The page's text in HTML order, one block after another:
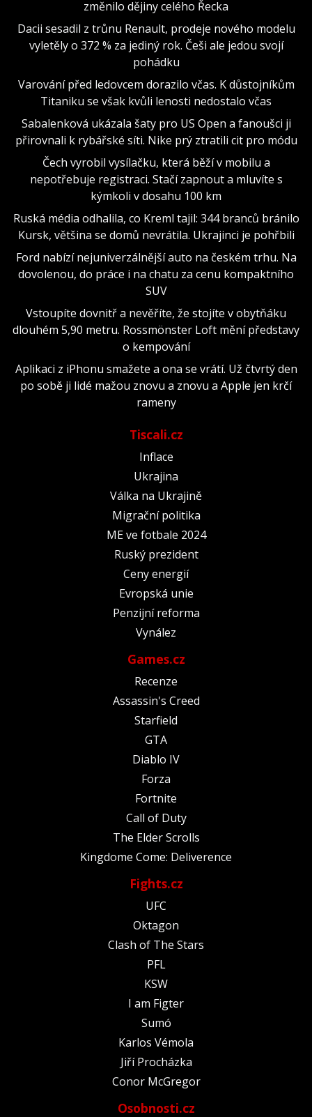
změnilo dějiny celého Řecka
Dacii sesadil z trůnu Renault, prodeje nového modelu
vyletěly o 372 % za jediný rok. Češi ale jedou svojí
pohádku
Varování před ledovcem dorazilo včas. K důstojníkům
Titaniku se však kvůli lenosti nedostalo včas
Sabalenková ukázala šaty pro US Open a fanoušci ji
přirovnali k rybářské síti. Nike prý ztratili cit pro módu
Čech vyrobil vysílačku, která běží v mobilu a
nepotřebuje registraci. Stačí zapnout a mluvíte s
kýmkoli v dosahu 100 km
Ruská média odhalila, co Kreml tajil: 344 branců bránilo
Kursk, většina se domů nevrátila. Ukrajinci je pohřbili
Ford nabízí nejuniverzálnější auto na českém trhu. Na
dovolenou, do práce i na chatu za cenu kompaktního
SUV
Vstoupíte dovnitř a nevěříte, že stojíte v obytňáku
dlouhém 5,90 metru. Rossmönster Loft mění představy
o kempování
Aplikaci z iPhonu smažete a ona se vrátí. Už čtvrtý den
po sobě ji lidé mažou znovu a znovu a Apple jen krčí
rameny
Tiscali.cz
Inflace
Ukrajina
Válka na Ukrajině
Migrační politika
ME ve fotbale 2024
Ruský prezident
Ceny energií
Evropská unie
Penzijní reforma
Vynález
Games.cz
Recenze
Assassin's Creed
Starfield
GTA
Diablo IV
Forza
Fortnite
Call of Duty
The Elder Scrolls
Kingdome Come: Deliverence
Fights.cz
UFC
Oktagon
Clash of The Stars
PFL
KSW
I am Figter
Sumó
Karlos Vémola
Jiří Procházka
Conor McGregor
Osobnosti.cz